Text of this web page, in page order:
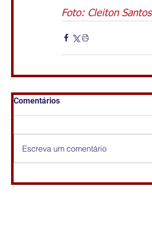
Foto: Cleiton Santos
Comentários
Escreva um comentário